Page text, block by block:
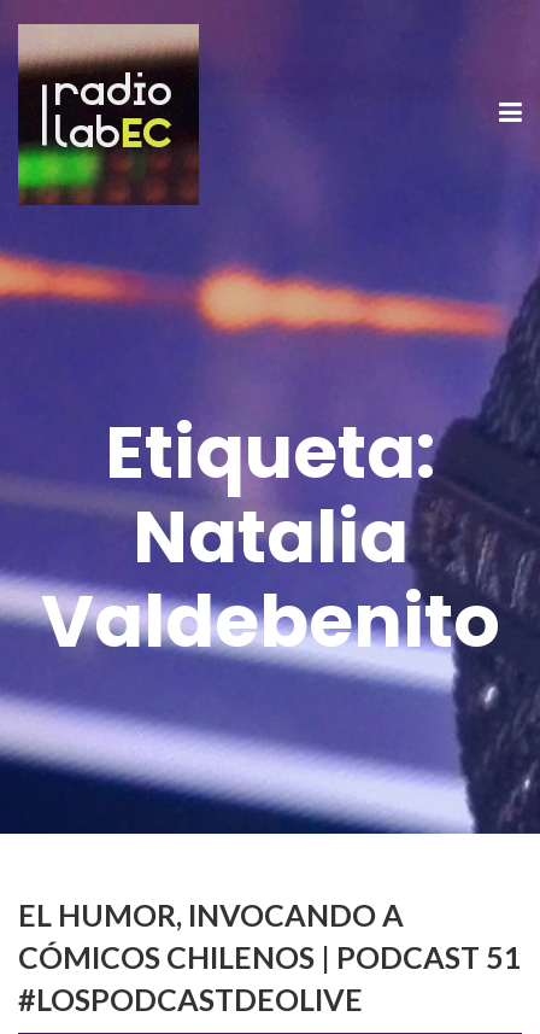
Etiqueta:
Natalia
Valdebenito
EL HUMOR, INVOCANDO A
CÓMICOS CHILENOS | PODCAST 51
#LOSPODCASTDEOLIVE